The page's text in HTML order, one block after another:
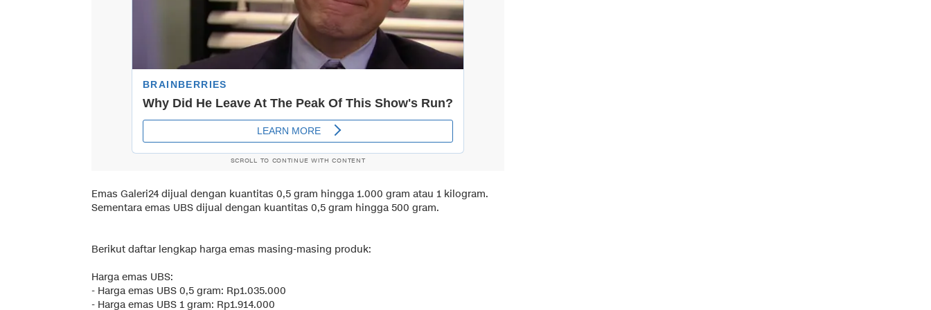
SCROLL TO CONTINUE WITH CONTENT
‎Emas Galeri24 dijual dengan kuantitas 0,5 gram hingga 1.000 gram atau 1 kilogram.
Sementara emas UBS dijual dengan kuantitas 0,5 gram hingga 500 gram.
‎Berikut daftar lengkap harga emas masing-masing produk:
‎Harga emas UBS:
‎- Harga emas UBS 0,5 gram: Rp1.035.000
‎- Harga emas UBS 1 gram: Rp1.914.000